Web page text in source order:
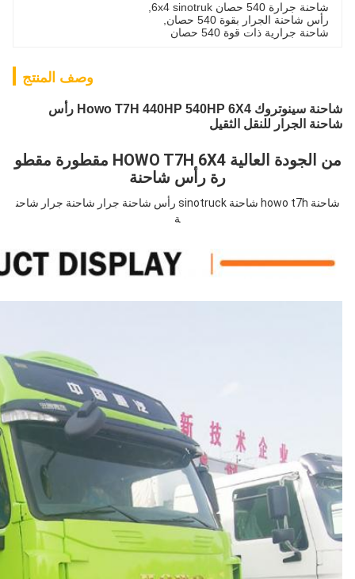
شاحنة جرارة 540 حصان 6x4 sinotruk
رأس شاحنة الجرار بقوة 540 حصان
شاحنة جرارية ذات قوة 540 حصان
وصف المنتج
شاحنة سينوتروك Howo T7H 440HP 540HP 6X4 رأس
شاحنة الجرار للنقل الثقيل
من الجودة العالية HOWO T7H 6X4 مقطورة مقطو
رة رأس شاحنة
شاحنة howo t7h شاحنة sinotruck رأس شاحنة جرار شاحنة جرار شاحن
ة